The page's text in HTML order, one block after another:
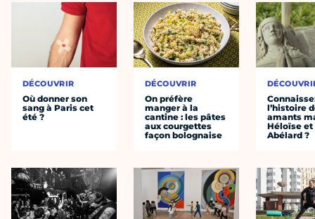
DÉCOUVRIR
Où donner son
sang à Paris cet
été ?
DÉCOUVRIR
On préfère
manger à la
cantine : les pâtes
aux courgettes
façon bolognaise
l’histoire
amants
Héloïse et
Abélard ?